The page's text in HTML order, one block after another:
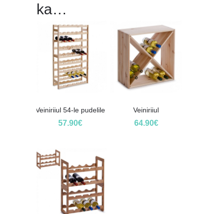
ka…
Veiniriiul 54-le pudelile
57.90€
Veiniriiul
64.90€